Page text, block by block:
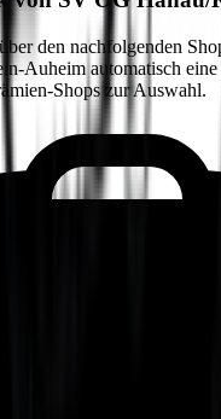
den nachfolgenden
Auheim automatisch eine
Shops zur Auswahl.